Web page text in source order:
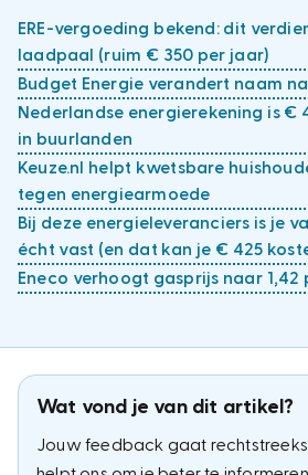
ERE-vergoeding bekend: dit
laadpaal (ruim € 350 per jaar)
Budget Energie verandert naam
Nederlandse energierekening is €
in buurlanden
Keuze.nl helpt kwetsbare
tegen energiearmoede
Bij deze energieleveranciers is je
écht vast (en dat kan je € 425
Eneco verhoogt gasprijs naar 1,42
Wat vond je van dit artikel?
Jouw feedback gaat rechtstreeks